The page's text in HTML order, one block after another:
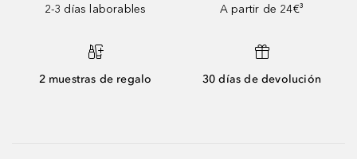
2-3 días laborables
A partir de 24€³
2 muestras de regalo 30 días de devolución